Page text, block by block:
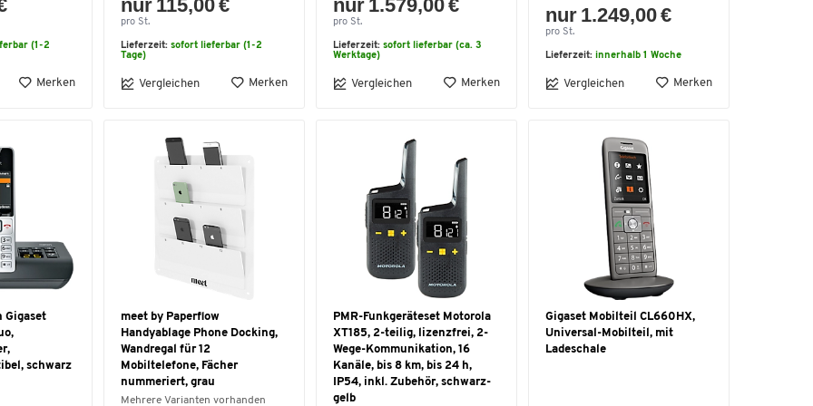
(1-2
Merken
nur 115,00 €
pro St.
Lieferzeit: sofort lieferbar (1-2
Tage)
Vergleichen Merken
nur 1.579,00 €
pro St.
Lieferzeit: sofort lieferbar (ca. 3
Werktage)
Vergleichen Merken
nur 1.249,00 €
pro St.
Lieferzeit: innerhalb 1 Woche
Vergleichen Merken
Gigaset
schwarz
meet by Paperflow
Handyablage Phone Docking,
Wandregal für 12
Mobiltelefone, Fächer
nummeriert, grau
Mehrere Varianten vorhanden
PMR-Funkgeräteset Motorola
XT185, 2-teilig, lizenzfrei, 2-
Wege-Kommunikation, 16
Kanäle, bis 8 km, bis 24 h,
IP54, inkl. Zubehör, schwarz-
gelb
Gigaset Mobilteil CL660HX,
Universal-Mobilteil, mit
Ladeschale